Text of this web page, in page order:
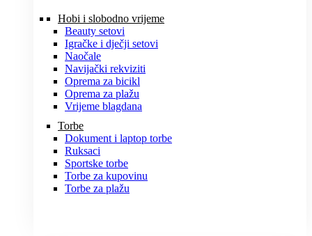
Hobi i slobodno vrijeme
Beauty setovi
Igračke i dječji setovi
Naočale
Navijački rekviziti
Oprema za bicikl
Oprema za plažu
Vrijeme blagdana
Torbe
Dokument i laptop torbe
Ruksaci
Sportske torbe
Torbe za kupovinu
Torbe za plažu